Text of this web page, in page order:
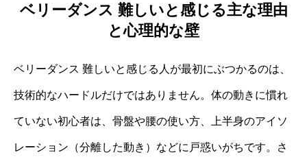
ベリーダンス 難しいと感じる主な理由
と心理的な壁
ベリーダンス 難しいと感じる人が最初にぶつかるのは、
技術的なハードルだけではありません。体の動きに慣れ
ていない初心者は、骨盤や腰の使い方、上半身のアイソ
レーション（分離した動き）などに戸惑いがちです。さ